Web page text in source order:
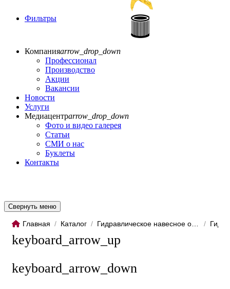
Фильтры
Компанияarrow_drop_down
Профессионал
Производство
Акции
Вакансии
Новости
Услуги
Медиацентрarrow_drop_down
Фото и видео галерея
Статьи
СМИ о нас
Буклеты
Контакты
Свернуть меню
Главная / Каталог / /
keyboard_arrow_up
keyboard_arrow_down